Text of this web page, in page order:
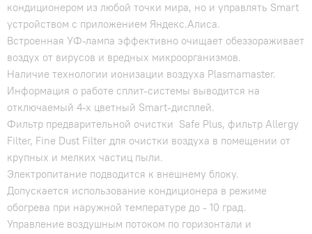
кондиционером из любой точки мира, но и управлять Smart
устройством c приложением Яндекс.Алиса.
Встроенная УФ-лампа эффективно очищает обеззораживает
воздух от вирусов и вредных микроорганизмов.
Наличие технологии ионизации воздуха Plasmamaster.
Информация о работе сплит-системы выводится на
отключаемый 4-х цветный Smart-дисплей.
Фильтр предварительной очистки Safe Plus, фильтр Allergy
Filter, Fine Dust Filter для очистки воздуха в помещении от
крупных и мелких частиц пыли.
Электропитание подводится к внешнему блоку.
Допускается использование кондиционера в режиме
обогрева при наружной температуре до - 10 град.
Управление воздушным потоком по горизонтали и